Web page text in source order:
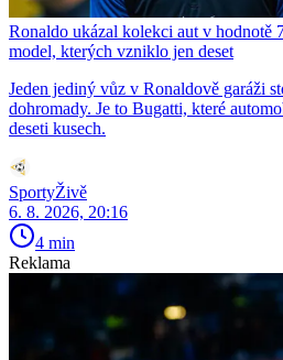
Ronaldo ukázal kolekci aut v hodnotě
model, kterých vzniklo jen deset
Jeden jediný vůz v Ronaldově garáži
dohromady. Je to Bugatti, které
deseti kusech.
SportyŽivě
6. 8. 2026, 20:16
4 min
Reklama